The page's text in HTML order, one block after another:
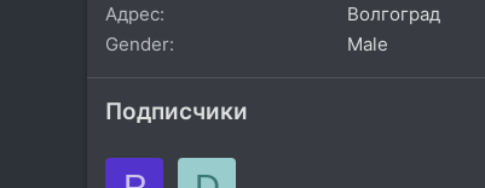
Адрес
Волгоград
Gender
Male
Подписчики